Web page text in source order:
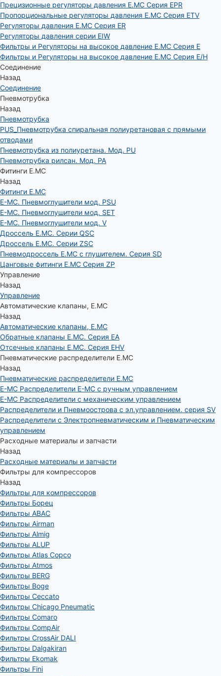
Прецизионные регуляторы давления E.MC Серия EPR
Пропорциональные регуляторы давления E.MC Серия ETV
Регуляторы давления E.MC Серия ER
Регуляторы давления серии EIW
Фильтры и Регуляторы на высокое давление E.MC Серия E
Фильтры и Регуляторы на высокое давление E.MC Серия E/H
Соединение
Назад
Соединение
Пневмотрубка
Назад
Пневмотрубка
PUS_Пневмотрубка спиральная полиуретановая с прямыми
отводами
Пневмотрубка из полиуретана. Мод. РU
Пневмотрубка рилсан. Мод. PA
Фитинги E.MC
Назад
Фитинги E.MC
E-MC. Пневмоглушители мод. PSU
E-MC. Пневмоглушители мод. SET
E-MC. Пневмоглушители мод. V
Дроссель E.MC. Серии QSC
Дроссель E.MC. Серии ZSC
Пневмодроссель E.MC с глушителем. Серия SD
Цанговые фитинги E.MC Серия ZP
Управление
Назад
Управление
Автоматические клапаны, Е.МС
Назад
Автоматические клапаны, Е.МС
Обратные клапаны E.MC. Серия EA
Отсечные клапаны E.MC. Серия EHV
Пневматические распределители E.MC
Назад
Пневматические распределители E.MC
E-MC Распределители E-MC с ручным управлением
E-MC Распределители с механическим управлением
Распределители и Пневмоострова с эл.управлением. серия SV
Распределители с Электропневматическим и Пневматическим
управлением
Расходные материалы и запчасти
Назад
Расходные материалы и запчасти
Фильтры для компрессоров
Назад
Фильтры для компрессоров
Фильтры Борец
Фильтры ABAC
Фильтры Airman
Фильтры Almig
Фильтры ALUP
Фильтры Atlas Copco
Фильтры Atmos
Фильтры BERG
Фильтры Boge
Фильтры Ceccato
Фильтры Chicago Pneumatic
Фильтры Comaro
Фильтры CompAir
Фильтры CrossAir DALI
Фильтры Dalgakiran
Фильтры Ekomak
Фильтры Fini